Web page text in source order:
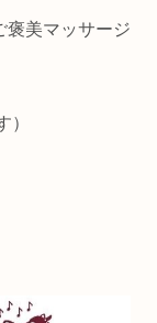
褒美マッサージ
）